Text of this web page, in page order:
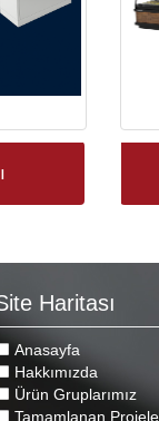
Haritası
Anasayfa
Hakkımızda
Ürün Gruplarımız
Tamamlanan